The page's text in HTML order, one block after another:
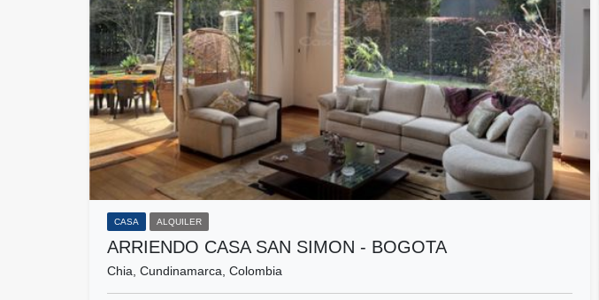
CASA ALQUILER
ARRIENDO CASA SAN SIMON - BOGOTA
Chia, Cundinamarca, Colombia